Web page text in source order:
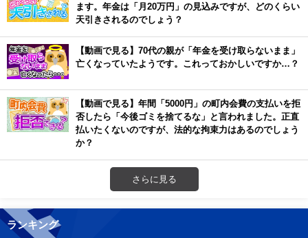
ます。年金は「月20万円」の見込みですが、どのくらい
天引きされるのでしょう？
【動画で見る】70代の親が「年金を受け取らないまま」
亡くなっていたようです。これっておかしいですか…？
【動画で見る】年間「5000円」の町内会費の支払いを拒
否したら「今後ゴミを捨てるな」と言われました。正直
払いたくないのですが、法的な拘束力はあるのでしょう
か？
さらに見る
ランキング